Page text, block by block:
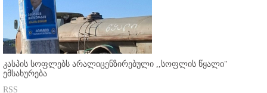
კასპის სოფლებს არალიცენზირებული ,,სოფლის წყალი"
ემსახურება
RSS